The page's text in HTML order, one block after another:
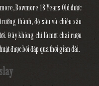
Bowmore 18 Years Old được
thành, độ sâu và chiều sâu
Đây không chỉ là một chai rượu
được bồi đắp qua thời gian dài.